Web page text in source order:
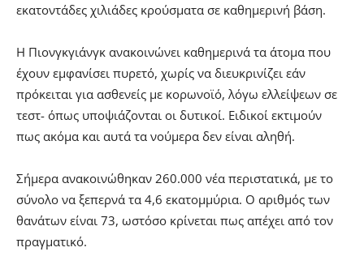
εκατοντάδες χιλιάδες κρούσματα σε καθημερινή βάση.
Η Πιονγκγιάνγκ ανακοινώνει καθημερινά τα άτομα που
έχουν εμφανίσει πυρετό, χωρίς να διευκρινίζει εάν
πρόκειται για ασθενείς με κορωνοϊό, λόγω ελλείψεων σε
τεστ- όπως υποψιάζονται οι δυτικοί. Ειδικοί εκτιμούν
πως ακόμα και αυτά τα νούμερα δεν είναι αληθή.
Σήμερα ανακοινώθηκαν 260.000 νέα περιστατικά, με το
σύνολο να ξεπερνά τα 4,6 εκατομμύρια. Ο αριθμός των
θανάτων είναι 73, ωστόσο κρίνεται πως απέχει από τον
πραγματικό.